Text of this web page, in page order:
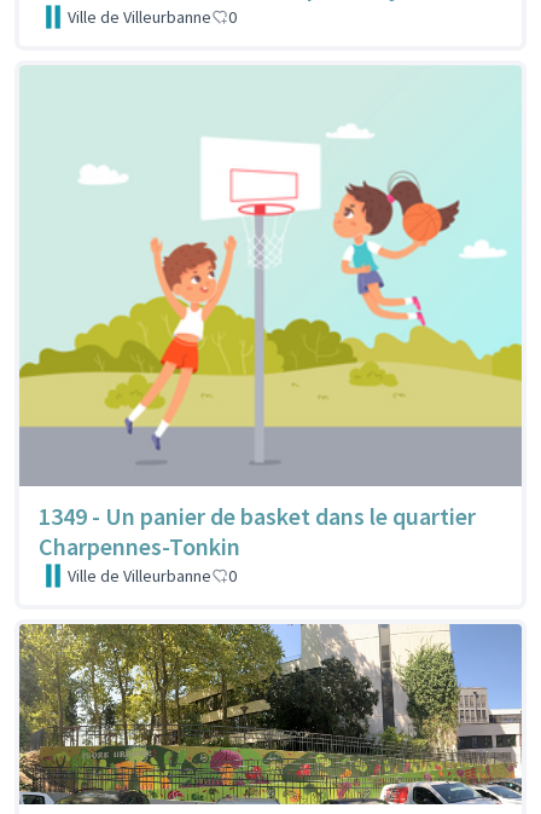
Ville de Villeurbanne 0
1349 - Un panier de basket dans le quartier
Charpennes-Tonkin
Ville de Villeurbanne 0